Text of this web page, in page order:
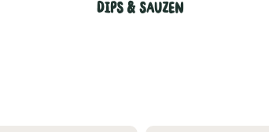
Dips & sauzen